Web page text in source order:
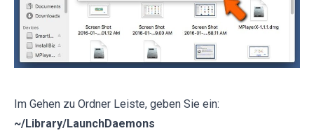
Im Gehen zu Ordner Leiste, geben Sie ein:
~/Library/LaunchDaemons